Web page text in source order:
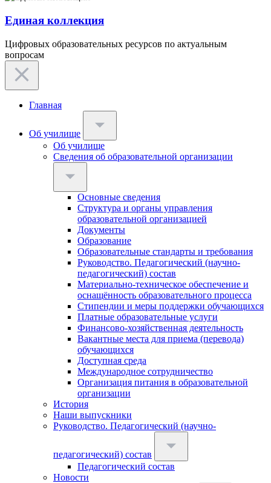
Единая коллекция
Цифровых образовательных ресурсов по актуальным
вопросам
Главная
Об училище
Об училище
Сведения об образовательной организации
Основные сведения
Структура и органы управления
образовательной организацией
Документы
Образование
Образовательные стандарты и требования
Руководство. Педагогический (научно-
педагогический) состав
Материально-техническое обеспечение и
оснащённость образовательного процесса
Стипендии и меры поддержки обучающихся
Платные образовательные услуги
Финансово-хозяйственная деятельность
Вакантные места для приема (перевода)
обучающихся
Доступная среда
Международное сотрудничество
Организация питания в образовательной
организации
История
Наши выпускники
Руководство. Педагогический (научно-
педагогический) состав
Педагогический состав
Новости